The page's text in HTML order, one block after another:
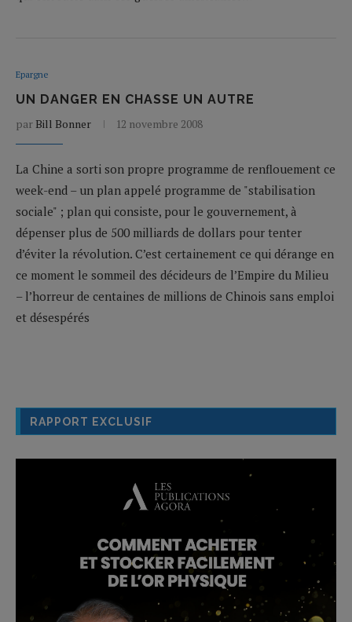
Epargne
UN DANGER EN CHASSE UN AUTRE
par Bill Bonner 12 novembre 2008
La Chine a sorti son propre programme de renflouement ce
week-end – un plan appelé programme de "stabilisation
sociale" ; plan qui consiste, pour le gouvernement, à
dépenser plus de 500 milliards de dollars pour tenter
d’éviter la révolution. C’est certainement ce qui dérange en
ce moment le sommeil des décideurs de l’Empire du Milieu
– l’horreur de centaines de millions de Chinois sans emploi
et désespérés
RAPPORT EXCLUSIF